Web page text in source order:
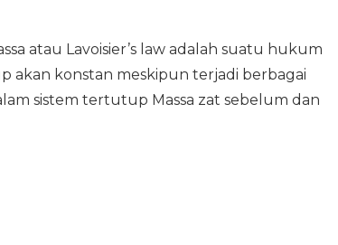
atau Lavoisier’s law adalah suatu hukum
akan konstan meskipun terjadi berbagai
sistem tertutup Massa zat sebelum dan